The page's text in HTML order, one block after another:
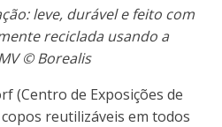
leve, durável e feito com
reciclada usando a
© Borealis
(Centro de Exposições de
reutilizáveis ​​em todos